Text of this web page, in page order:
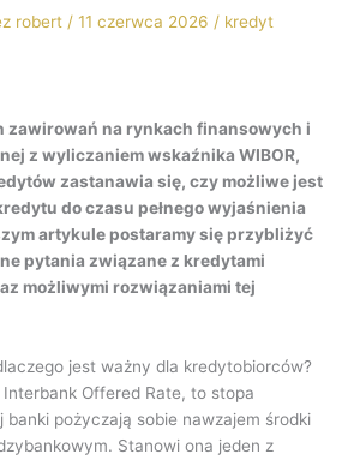
robert / 11 czerwca 2026 / kredyt
zawirowań na rynkach finansowych i
z wyliczaniem wskaźnika WIBOR,
zastanawia się, czy możliwe jest
do czasu pełnego wyjaśnienia
artykule postaramy się przybliżyć
pytania związane z kredytami
możliwymi rozwiązaniami tej
jest ważny dla kredytobiorców?
Interbank Offered Rate, to stopa
pożyczają sobie nawzajem środki
Stanowi ona jeden z